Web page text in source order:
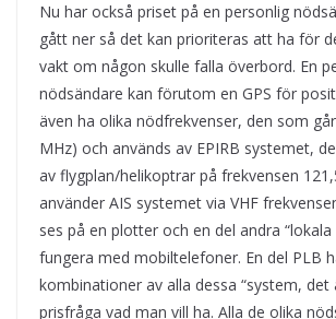
Nu har också priset på en personlig
gått ner så det kan prioriteras att ha för
vakt om någon skulle falla överbord. En
nödsändare kan förutom en GPS för
även ha olika nödfrekvenser, den som
MHz) och används av EPIRB systemet,
av flygplan/helikoptrar på frekvensen
använder AIS systemet via VHF
ses på en plotter och en del andra
fungera med mobiltelefoner. En del PLB
kombinationer av alla dessa “system, det
prisfråga vad man vill ha. Alla de olika